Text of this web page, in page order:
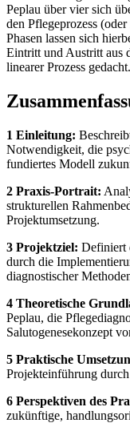
Peplau über vier sich
den Pflegeprozess
Phasen lassen sich
Eintritt und Austritt aus
linearer Prozess
1 Einleitung:
Notwendigkeit, die
fundiertes Modell
2 Praxis-Portrait:
strukturellen
Projektumsetzung.
3 Projektziel: Definiert
durch die
diagnostischer
4 Theoretische
Peplau, die
Salutogenesekonzept
5 Praktische
Projekteinführung
6 Perspektiven des
zukünftige,